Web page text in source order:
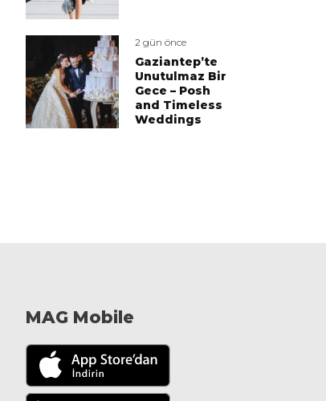
2 gün önce
Gaziantep’te
Unutulmaz Bir
Gece – Posh
and Timeless
Weddings
MAG Mobile